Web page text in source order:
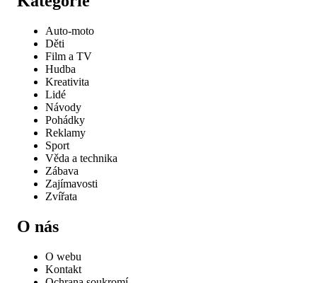
Auto-moto
Děti
Film a TV
Hudba
Kreativita
Lidé
Návody
Pohádky
Reklamy
Sport
Věda a technika
Zábava
Zajímavosti
Zvířata
O nás
O webu
Kontakt